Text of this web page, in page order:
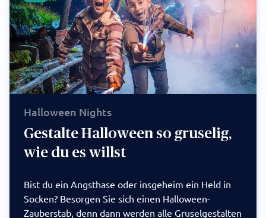
Halloween Nights
Gestalte Halloween so gruselig,
wie du es willst
Bist du ein Angsthase oder insgeheim ein Held in
Socken? Besorgen Sie sich einen Halloween-
Zauberstab, denn dann werden alle Gruselgestalten